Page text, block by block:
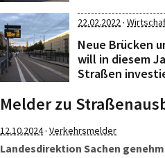
22.02.2022·
Neue Brücken
will in diesem
Straßen
Melder zu
12.10.2024· Verkehrsmelder
Landesdirektion Sachen